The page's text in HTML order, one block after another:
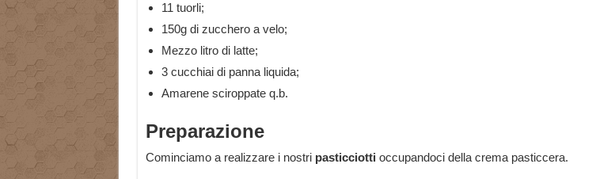
11 tuorli;
150g di zucchero a velo;
Mezzo litro di latte;
3 cucchiai di panna liquida;
Amarene sciroppate q.b.
Preparazione
Cominciamo a realizzare i nostri pasticciotti occupandoci della crema pasticcera.